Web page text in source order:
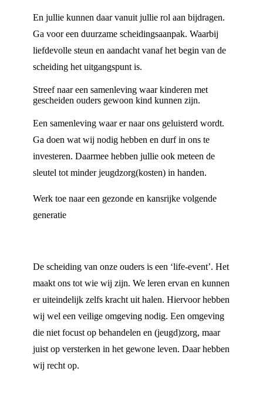
En jullie kunnen daar vanuit jullie rol aan bijdragen.
Ga voor een duurzame scheidingsaanpak. Waarbij
liefdevolle steun en aandacht vanaf het begin van de
scheiding het uitgangspunt is.
Streef naar een samenleving waar kinderen met
gescheiden ouders gewoon kind kunnen zijn.
Een samenleving waar er naar ons geluisterd wordt.
Ga doen wat wij nodig hebben en durf in ons te
investeren. Daarmee hebben jullie ook meteen de
sleutel tot minder jeugdzorg(kosten) in handen.
Werk toe naar een gezonde en kansrijke volgende
generatie
De scheiding van onze ouders is een ‘life-event’. Het
maakt ons tot wie wij zijn. We leren ervan en kunnen
er uiteindelijk zelfs kracht uit halen. Hiervoor hebben
wij wel een veilige omgeving nodig. Een omgeving
die niet focust op behandelen en (jeugd)zorg, maar
juist op versterken in het gewone leven. Daar hebben
wij recht op.